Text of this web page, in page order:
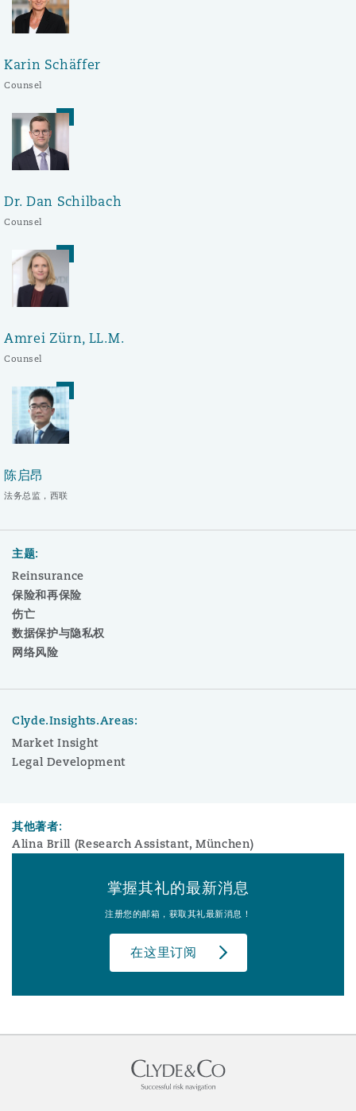
Karin Schäffer
Counsel
Dr. Dan Schilbach
Counsel
Amrei Zürn, LL.M.
Counsel
陈启昂
法务总监，西联
主题:
Reinsurance
保险和再保险
伤亡
数据保护与隐私权
网络风险
Clyde.Insights.Areas:
Market Insight
Legal Development
其他著者:
Alina Brill (Research Assistant, München)
掌握其礼的最新消息
注册您的邮箱，获取其礼最新消息！
在这里订阅